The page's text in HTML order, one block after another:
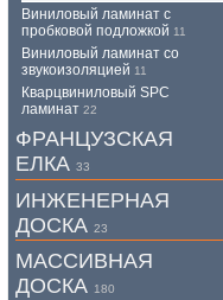
Виниловый ламинат с
пробковой подложкой 11
Виниловый ламинат со
звукоизоляцией 11
Кварцвиниловый SPC
ламинат 22
ФРАНЦУЗСКАЯ
ЕЛКА 33
ИНЖЕНЕРНАЯ
ДОСКА 23
МАССИВНАЯ
ДОСКА 180